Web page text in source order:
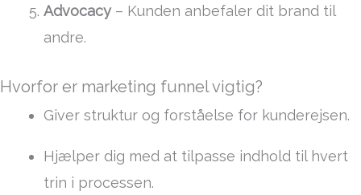
Advocacy– Kunden anbefaler dit brand til
andre.
Hvorfor er marketing funnel vigtig?
Giver struktur og forståelse for kunderejsen.
Hjælper dig med at tilpasse indhold til hvert
trin i processen.